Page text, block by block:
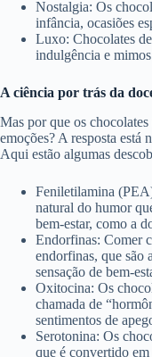
Nostalgia: Os
infância, ocasiões
Luxo: Chocolates
indulgência e
A ciência por trás da
Mas por que os
emoções? A resposta está
Aqui estão algumas
Feniletilamina
natural do humor
bem-estar, como a
Endorfinas: Comer
endorfinas, que são
sensação de bem-
Oxitocina: Os
chamada de
sentimentos de
Serotonina: Os
que é convertido